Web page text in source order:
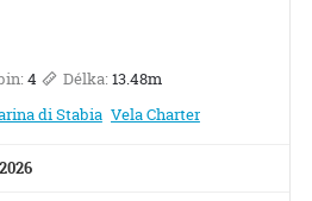
4 Délka: 13.48m
di Stabia Vela Charter